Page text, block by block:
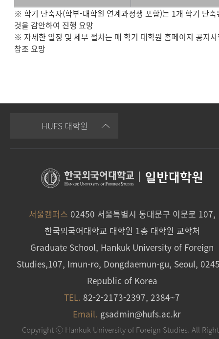
※ 학기 단축자(학부-대학원 연계과정생 포함)는 1개 학기 단축
것을 감안하여 진행 요망
※ 자세한 일정 및 세부 절차는 매 학기 대학원 홈페이지 공지
참조 요망
HUFS 대학원
일반대학원
서울캠퍼스 02450 서울특별시 동대문구 이문로 107,
한국외국어대학교 대학원 1층 대학원 교학처
Graduate School, Hankuk University of Foreign
Studies,107, Imun-ro, Dongdaemun-gu, Seoul,
Republic of Korea
TEL. 82-2-2173-2397, 2384~7
Email. gsadmin@hufs.ac.kr
Copyright ⓒ Hankuk University of Foreign Studies. All